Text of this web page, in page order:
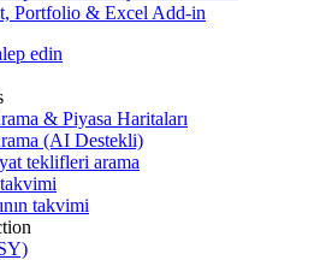
Portfolio & Excel Add-in
edin
& Piyasa Haritaları
(AI Destekli)
teklifleri arama
takvimi